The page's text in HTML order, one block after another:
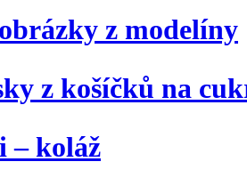
z modelíny
z košíčků na
– koláž